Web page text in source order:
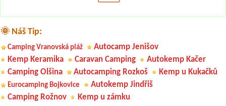
🌞 Náš Tip:
Camping Vranovská pláž
Autocamp Jenišov
Kemp Keramika
Caravan Camping
Autokemp Kačer
Camping Olšina
Autocamping Rozkoš Kemp u Kukačků
Eurocamping Bojkovice
Autokemp Jindřiš
Camping Rožnov
Kemp u zámku